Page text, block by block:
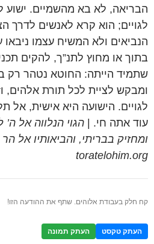
הבריאה, לא בא מהשמיים. ישוע
לגויים; הוא קרא לאנשים לדרך
הנביאים ולא המשיח עצמו
בתוך או מחוץ לתנ”ך, להקים
שתמיד הייתה: החוטא נטהר רק
ומבקש לציית לכל תורת אלהים,
לגויים. הישועה היא אישית, אל
עוד אתה חי. | הגוי הנלווה אל
ומחזיק בבריתי, והביאותיו אל הר
toratelohim.org
קח חלק בעבודת אלוהים. שתף את ההודעה הזו!
העתק טקסט העתק תמונה